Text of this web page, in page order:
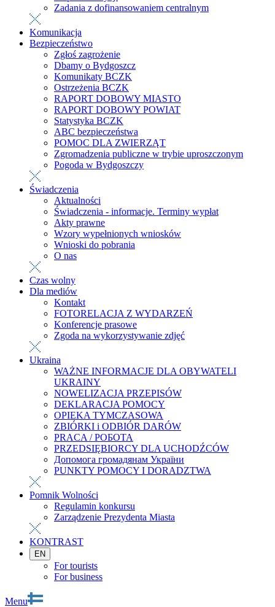
Zadania z dofinansowaniem centralnym
Komunikacja
Bezpieczeństwo
Zgłoś zagrożenie
Dbamy o Bydgoszcz
Komunikaty BCZK
Ostrzeżenia BCZK
RAPORT DOBOWY MIASTO
RAPORT DOBOWY POWIAT
Statystyka BCZK
ABC bezpieczeństwa
POMOC DLA ZWIERZĄT
Zgromadzenia publiczne w trybie uproszczonym
Pogoda w Bydgoszczy
Świadczenia
Aktualności
Świadczenia - informacje. Terminy wypłat
Akty prawne
Wzory wypełnionych wniosków
Wnioski do pobrania
O nas
Czas wolny
Dla mediów
Kontakt
FOTORELACJA Z WYDARZEŃ
Konferencje prasowe
Zgoda na wykorzystywanie zdjęć
Ukraina
WAŻNE INFORMACJE DLA OBYWATELI
UKRAINY
NOWELIZACJA PRZEPISÓW
DEKLARACJA POMOCY
OPIEKA TYMCZASOWA
ZBIÓRKI i ODBIÓR DARÓW
PRACA / РОБОТА
PRZEDSIĘBIORCY DLA UCHODŹCÓW
Допомога громадянам України
PUNKTY POMOCY I DORADZTWA
Pomnik Wolności
Regulamin konkursu
Zarządzenie Prezydenta Miasta
KONTRAST
EN
For tourists
For business
Menu